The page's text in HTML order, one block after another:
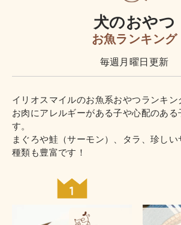
犬のおやつ
お魚ランキング
毎週月曜日更新
イリオスマイルのお魚系おやつランキン
お肉にアレルギーがある子や心配のあ
す。
まぐろや鮭（サーモン）、タラ、珍しい
種類も豊富です！